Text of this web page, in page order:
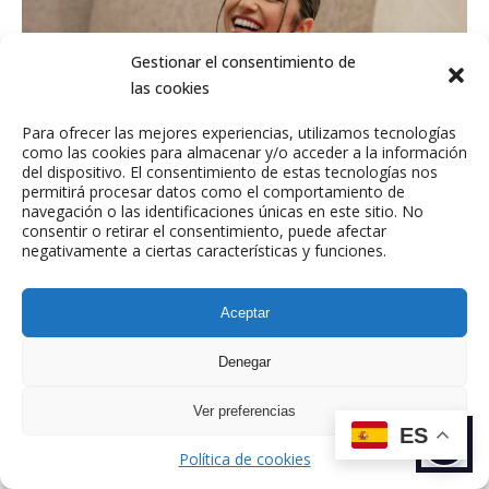
Gestionar el consentimiento de
las cookies
Para ofrecer las mejores experiencias, utilizamos tecnologías
como las cookies para almacenar y/o acceder a la información
del dispositivo. El consentimiento de estas tecnologías nos
permitirá procesar datos como el comportamiento de
navegación o las identificaciones únicas en este sitio. No
consentir o retirar el consentimiento, puede afectar
negativamente a ciertas características y funciones.
Aceptar
Denegar
Ver preferencias
Política de cookies
MODAJUSTCOCO
LIFESTYLE
ES